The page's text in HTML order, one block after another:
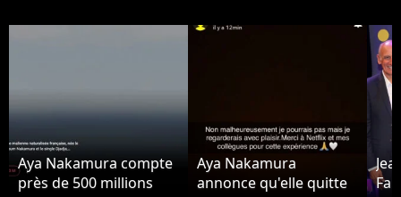
Aya Nakamura compte
près de 500 millions
Aya Nakamura
annonce qu'elle quitte